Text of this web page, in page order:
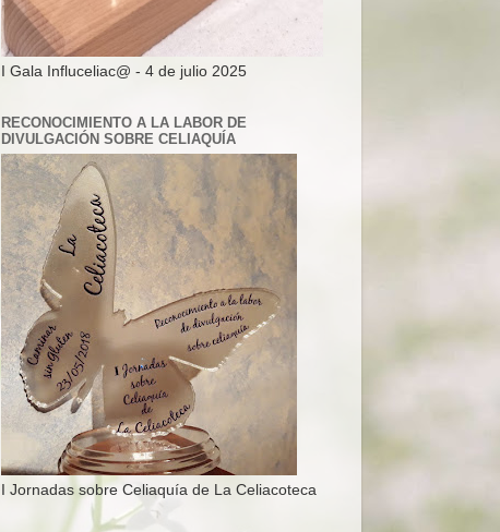
I Gala Influceliac@ - 4 de julio 2025
RECONOCIMIENTO A LA LABOR DE
DIVULGACIÓN SOBRE CELIAQUÍA
I Jornadas sobre Celiaquía de La Celiacoteca